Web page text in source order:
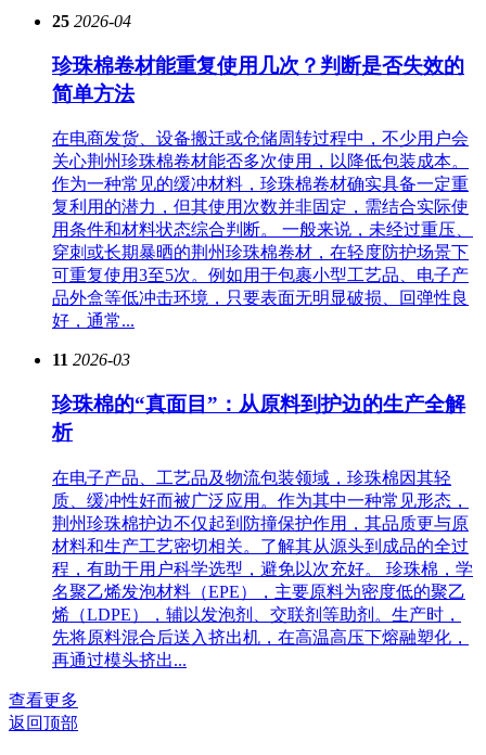
25 2026-04
珍珠棉卷材能重复使用几次？判断是否失效的
简单方法
在电商发货、设备搬迁或仓储周转过程中，不少用户会
关心荆州珍珠棉卷材能否多次使用，以降低包装成本。
作为一种常见的缓冲材料，珍珠棉卷材确实具备一定重
复利用的潜力，但其使用次数并非固定，需结合实际使
用条件和材料状态综合判断。 一般来说，未经过重压、
穿刺或长期暴晒的荆州珍珠棉卷材，在轻度防护场景下
可重复使用3至5次。例如用于包裹小型工艺品、电子产
品外盒等低冲击环境，只要表面无明显破损、回弹性良
好，通常...
11 2026-03
珍珠棉的“真面目”：从原料到护边的生产全解
析
在电子产品、工艺品及物流包装领域，珍珠棉因其轻
质、缓冲性好而被广泛应用。作为其中一种常见形态，
荆州珍珠棉护边不仅起到防撞保护作用，其品质更与原
材料和生产工艺密切相关。了解其从源头到成品的全过
程，有助于用户科学选型，避免以次充好。 珍珠棉，学
名聚乙烯发泡材料（EPE），主要原料为密度低的聚乙
烯（LDPE），辅以发泡剂、交联剂等助剂。生产时，
先将原料混合后送入挤出机，在高温高压下熔融塑化，
再通过模头挤出...
查看更多
返回顶部